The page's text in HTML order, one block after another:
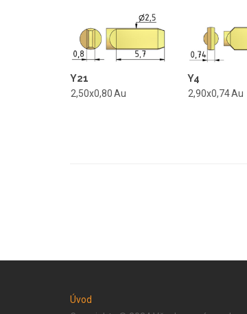
Y21
2,50x0,80Au
Y4
2,90x0,74Au
Úvod